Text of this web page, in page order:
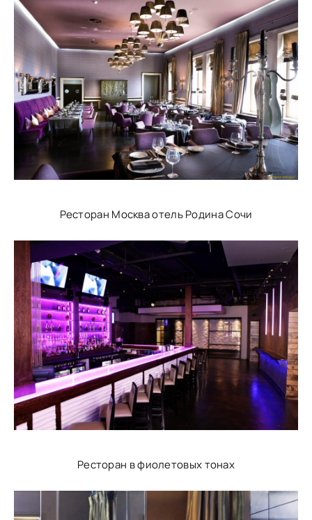
Ресторан Москва отель Родина Сочи
Ресторан в фиолетовых тонах